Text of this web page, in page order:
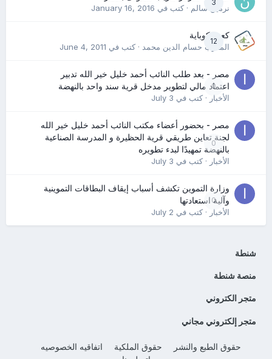
3
نرمين سالم· كتب في January 16, 2016
12
كعب كوباية
المدرب حسام الدين محمد· كتب في June 4, 2011
0
مصر - بعد طلب النائب أحمد خليل خير الله تدبير
اعتماد مالي لتطوير مدخل قرية سند واحد بالنهضة
الأخبار· كتب في July 3
0
مصر - بحضور أعضاء مكتب النائب أحمد خليل خير الله
لجنة تعاين طريقي قرية الحظيرة و المدرسة الصناعية
بالنهضة تمهيدًا لبدء تطويره
الأخبار· كتب في July 3
0
وزارة التموين تكشف أسباب إيقاف البطاقات التموينية
وآلية استعادتها
الأخبار· كتب في July 2
شنطة
منصة شنطة
متجر الكتروني
متجر إلكتروني مجاني
حقوق الطبع والنشر حقوق الملكية
اتفاقيه الخصوصيه